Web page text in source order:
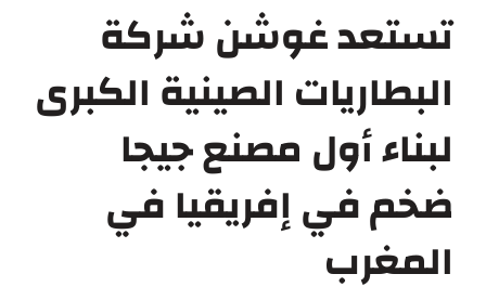
تستعد غوشن شركة
البطاريات الصينية الكبرى
لبناء أول مصنع جيجا
ضخم في إفريقيا في
المغرب